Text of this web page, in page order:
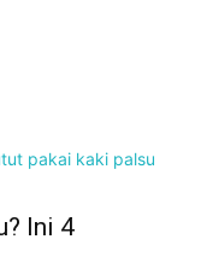
Ini 4